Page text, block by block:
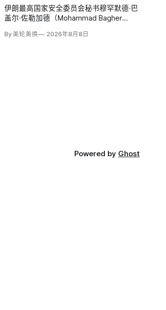
伊朗最高国家安全委员会秘书穆罕默德·巴
盖尔·佐勒加德（Mohammad Bagher
全面条件：美国解除海上封锁和制裁、撤
By 美轮美换 2026年8月8日
Powered by Ghost